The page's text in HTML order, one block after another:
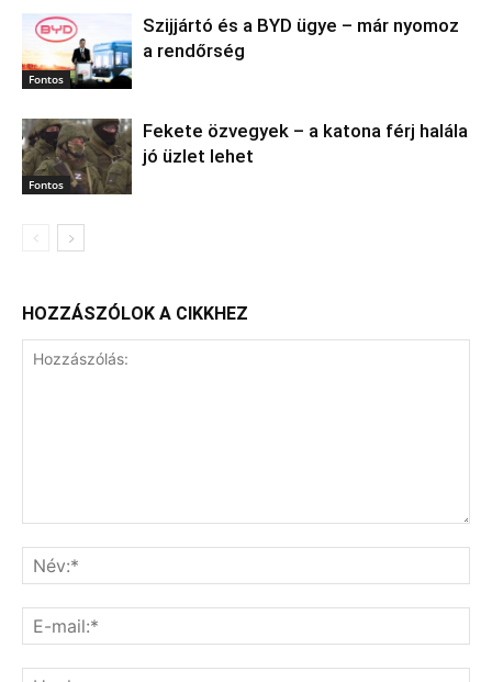
Fontos
Szijjártó és a BYD ügye – már nyomoz
a rendőrség
Fontos
Fekete özvegyek – a katona férj halála
jó üzlet lehet
HOZZÁSZÓLOK A CIKKHEZ